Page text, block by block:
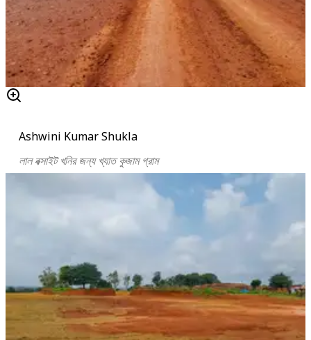
Ashwini Kumar Shukla
লাল বক্সাইট খনির জন্য খ্যাত কুজাম গ্রাম